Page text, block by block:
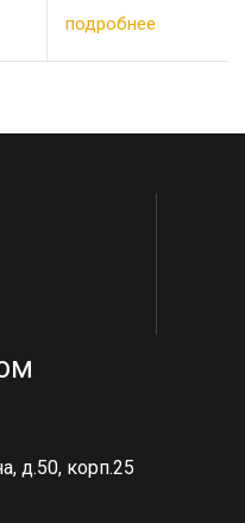
2 шт Кольцо
подробнее
д.50, корп.25